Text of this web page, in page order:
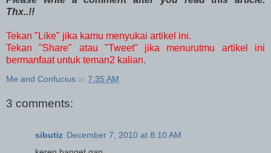
Thx..!!
Tekan "Like" jika kamu menyukai artikel ini.
Tekan "Share" atau "Tweet" jika menurutmu artikel ini
bermanfaat untuk teman2 kalian.
Me and Confucius at 7:35 AM
3 comments:
sibutiz December 7, 2010 at 8:10 AM